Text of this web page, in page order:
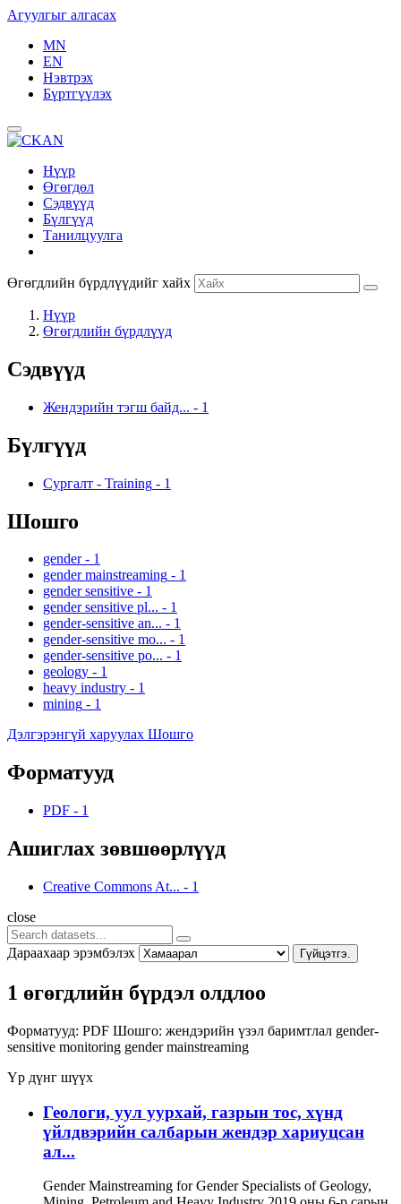
Агуулгыг алгасах
MN
EN
Нэвтрэх
Бүртгүүлэх
Нүүр
Өгөгдөл
Сэдвүүд
Бүлгүүд
Танилцуулга
Өгөгдлийн бүрдлүүдийг хайх
Нүүр
Өгөгдлийн бүрдлүүд
Сэдвүүд
Жендэрийн тэгш байд... - 1
Бүлгүүд
Сургалт - Training - 1
Шошго
gender - 1
gender mainstreaming - 1
gender sensitive - 1
gender sensitive pl... - 1
gender-sensitive an... - 1
gender-sensitive mo... - 1
gender-sensitive po... - 1
geology - 1
heavy industry - 1
mining - 1
Дэлгэрэнгүй харуулах Шошго
Форматууд
PDF - 1
Ашиглах зөвшөөрлүүд
Creative Commons At... - 1
close
Дараахаар эрэмбэлэх Гүйцэтгэ.
1 өгөгдлийн бүрдэл олдлоо
Форматууд: PDF Шошго: жендэрийн үзэл баримтлал gender-
sensitive monitoring gender mainstreaming
Үр дүнг шүүх
Геологи, уул уурхай, газрын тос, хүнд
үйлдвэрийн салбарын жендэр хариуцсан
ал...
Gender Mainstreaming for Gender Specialists of Geology,